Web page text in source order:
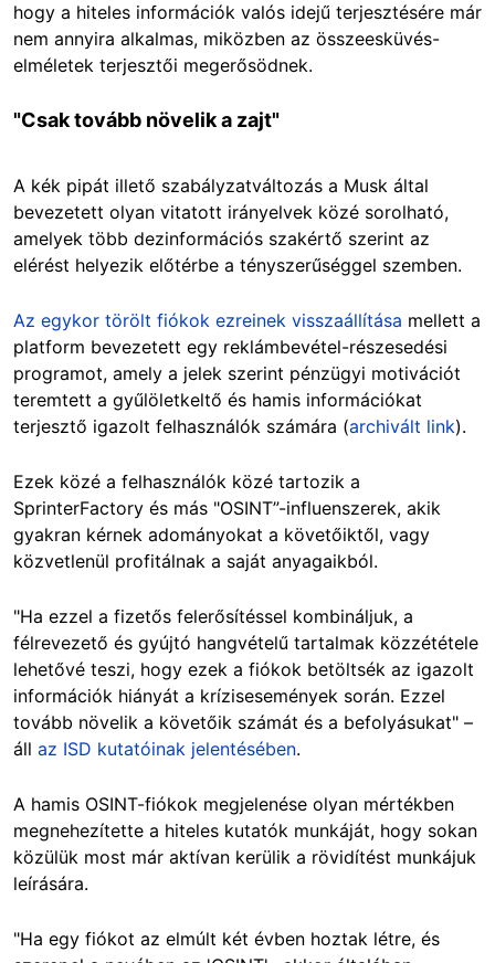
hogy a hiteles információk valós idejű terjesztésére már
nem annyira alkalmas, miközben az összeesküvés-
elméletek terjesztői megerősödnek.
"Csak tovább növelik a zajt"
A kék pipát illető szabályzatváltozás a Musk által
bevezetett olyan vitatott irányelvek közé sorolható,
amelyek több dezinformációs szakértő szerint az
elérést helyezik előtérbe a tényszerűséggel szemben.
Az egykor törölt fiókok ezreinek visszaállítása mellett a
platform bevezetett egy reklámbevétel-részesedési
programot, amely a jelek szerint pénzügyi motivációt
teremtett a gyűlöletkeltő és hamis információkat
terjesztő igazolt felhasználók számára (archivált link).
Ezek közé a felhasználók közé tartozik a
SprinterFactory és más "OSINT”-influenszerek, akik
gyakran kérnek adományokat a követőiktől, vagy
közvetlenül profitálnak a saját anyagaikból.
"Ha ezzel a fizetős felerősítéssel kombináljuk, a
félrevezető és gyújtó hangvételű tartalmak közzététele
lehetővé teszi, hogy ezek a fiókok betöltsék az igazolt
információk hiányát a krízisesemények során. Ezzel
tovább növelik a követőik számát és a befolyásukat" –
áll az ISD kutatóinak jelentésében.
A hamis OSINT-fiókok megjelenése olyan mértékben
megnehezítette a hiteles kutatók munkáját, hogy sokan
közülük most már aktívan kerülik a rövidítést munkájuk
leírására.
"Ha egy fiókot az elmúlt két évben hoztak létre, és